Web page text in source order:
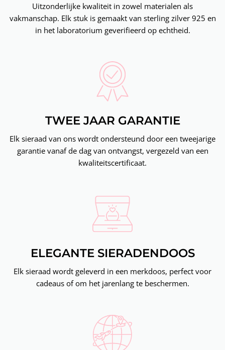
Uitzonderlijke kwaliteit in zowel materialen als
vakmanschap. Elk stuk is gemaakt van sterling zilver 925 en
in het laboratorium geverifieerd op echtheid.
TWEE JAAR GARANTIE
Elk sieraad van ons wordt ondersteund door een tweejarige
garantie vanaf de dag van ontvangst, vergezeld van een
kwaliteitscertificaat.
ELEGANTE SIERADENDOOS
Elk sieraad wordt geleverd in een merkdoos, perfect voor
cadeaus of om het jarenlang te beschermen.